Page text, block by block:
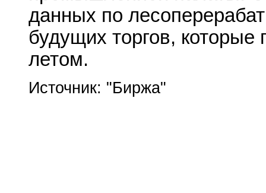
данных по
будущих торгов, которые
летом.
Источник: "Биржа"